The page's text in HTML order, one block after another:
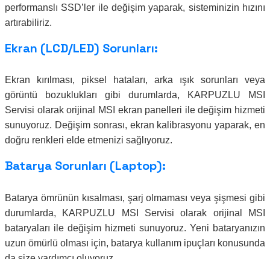
performanslı SSD’ler ile değişim yaparak, sisteminizin hızını
artırabiliriz.
Ekran (LCD/LED) Sorunları:
Ekran kırılması, piksel hataları, arka ışık sorunları veya
görüntü bozuklukları gibi durumlarda, KARPUZLU MSI
Servisi olarak orijinal MSI ekran panelleri ile değişim hizmeti
sunuyoruz. Değişim sonrası, ekran kalibrasyonu yaparak, en
doğru renkleri elde etmenizi sağlıyoruz.
Batarya Sorunları (Laptop):
Batarya ömrünün kısalması, şarj olmaması veya şişmesi gibi
durumlarda, KARPUZLU MSI Servisi olarak orijinal MSI
bataryaları ile değişim hizmeti sunuyoruz. Yeni bataryanızın
uzun ömürlü olması için, batarya kullanım ipuçları konusunda